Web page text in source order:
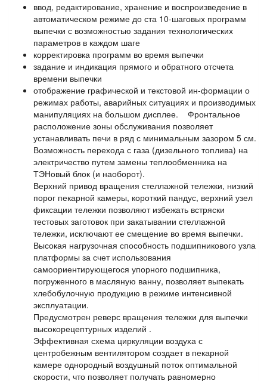
ввод, редактирование, хранение и воспроизведение в
автоматическом режиме до ста 10-шаговых программ
выпечки с возможностью задания технологических
параметров в каждом шаге
корректировка программ во время выпечки
задание и индикация прямого и обратного отсчета
времени выпечки
отображение графической и текстовой ин-формации о
режимах работы, аварийных ситуациях и производимых
манипуляциях на большом дисплее. Фронтальное
расположение зоны обслуживания позволяет
устанавливать печи в ряд с минимальным зазором 5 см.
Возможность перехода с газа (дизельного топлива) на
электричество путем замены теплообменника на
ТЭНовый блок (и наоборот).
Верхний привод вращения стеллажной тележки, низкий
порог пекарной камеры, короткий пандус, верхний узел
фиксации тележки позволяют избежать встряски
тестовых заготовок при закатывании стеллажной
тележки, исключают ее смещение во время выпечки.
Высокая нагрузочная способность подшипникового узла
платформы за счет использования
самоориентирующегося упорного подшипника,
погруженного в масляную ванну, позволяет выпекать
хлебобулочную продукцию в режиме интенсивной
эксплуатации.
Предусмотрен реверс вращения тележки для выпечки
высокорецептурных изделий .
Эффективная схема циркуляции воздуха с
центробежным вентилятором создает в пекарной
камере однородный воздушный поток оптимальной
скорости, что позволяет получать равномерно